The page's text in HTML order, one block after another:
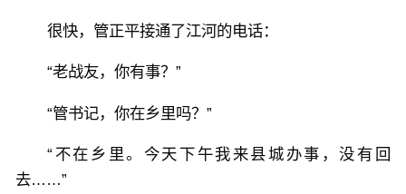
很快，管正平接通了江河的电话：
“老战友，你有事？”
“管书记，你在乡里吗？”
“不在乡里。今天下午我来县城办事，没有回
去……”